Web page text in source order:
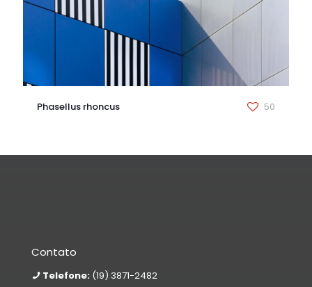
Phasellus rhoncus 50
Contato
Telefone: (19) 3871-2482